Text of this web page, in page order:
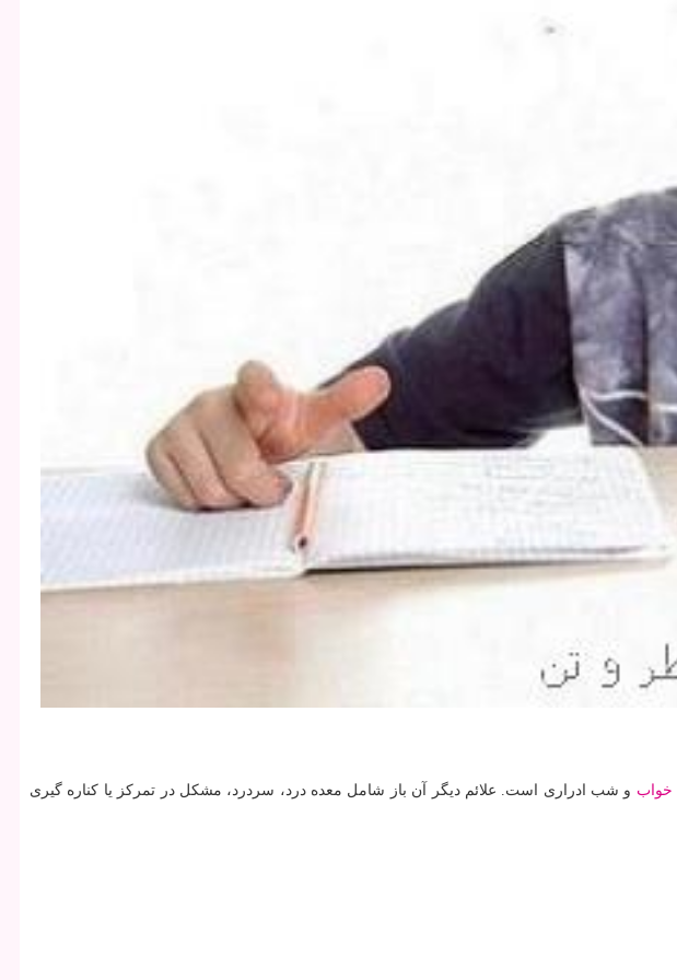
خواب و شب ادراری است. علائم دیگر آن باز شامل معده درد، سردرد، مشكل در تمركز یا كناره گیری